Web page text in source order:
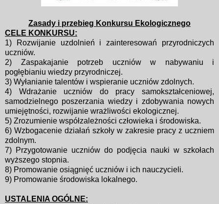
Zasady i przebieg Konkursu Ekologicznego
CELE KONKURSU:
1) Rozwijanie uzdolnień i zainteresowań przyrodniczych
uczniów.
2) Zaspakajanie potrzeb uczniów w nabywaniu i
pogłębianiu wiedzy przyrodniczej.
3) Wyłanianie talentów i wspieranie uczniów zdolnych.
4) Wdrażanie uczniów do pracy samokształceniowej,
samodzielnego poszerzania wiedzy i zdobywania nowych
umiejętności, rozwijanie wrażliwości ekologicznej.
5) Zrozumienie współzależności człowieka i środowiska.
6) Wzbogacenie działań szkoły w zakresie pracy z uczniem
zdolnym.
7) Przygotowanie uczniów do podjęcia nauki w szkołach
wyższego stopnia.
8) Promowanie osiągnięć uczniów i ich nauczycieli.
9) Promowanie środowiska lokalnego.
USTALENIA OGÓLNE: